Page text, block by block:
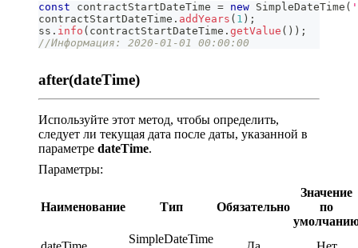
const contractStartDateTime = new SimpleDateTime (
contractStartDateTime . addYears ( 1 ) ;
ss . info ( contractStartDateTime . getValue ( ) ) ;
//Информация: 2020-01-01 00:00:00
after(dateTime)
Используйте этот метод, чтобы определить,
следует ли текущая дата после даты, указанной в
параметре dateTime.
Параметры:
Наименование Тип Обязательно
Значение
по
SimpleDateTime